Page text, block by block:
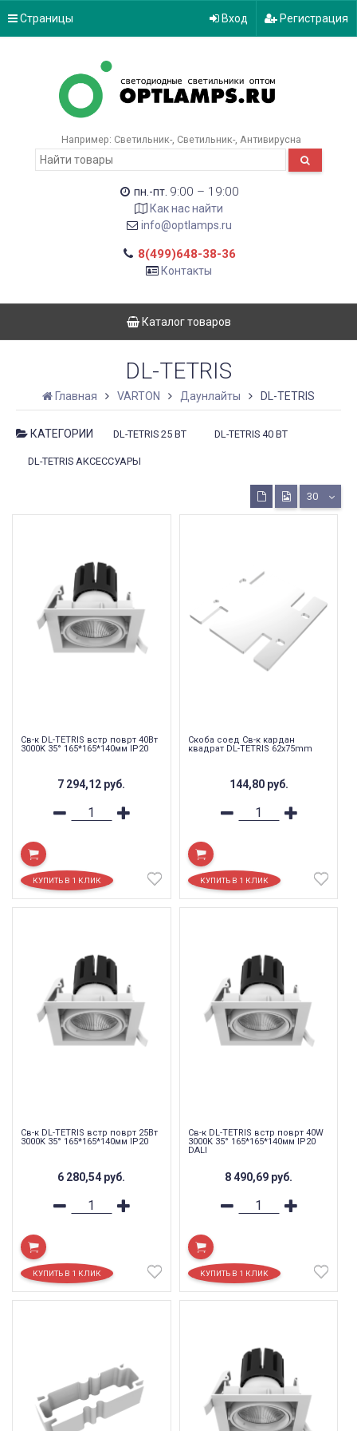
Страницы Вход Регистрация
Например: Светильник- Светильник- Антивирусна
пн.-пт. 9:00 – 19:00
Как нас найти
info@optlamps.ru
8(499)648-38-36
Контакты
Каталог товаров
DL-TETRIS
Главная VARTON Даунлайты DL-TETRIS
КАТЕГОРИИ DL-TETRIS 25 ВТ DL-TETRIS 40 ВТ
DL-TETRIS АКСЕССУАРЫ
30
Св-к DL-TETRIS встр поврт 40Вт
3000K 35° 165*165*140мм IP20
7 294,12 руб.
Скоба соед Св-к кардан
квадрат DL-TETRIS 62х75mm
144,80 руб.
Св-к DL-TETRIS встр поврт 25Вт
3000K 35° 165*165*140мм IP20
6 280,54 руб.
Св-к DL-TETRIS встр поврт 40W
3000K 35° 165*165*140мм IP20
DALI
8 490,69 руб.